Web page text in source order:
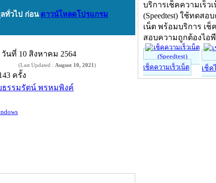
ทั่วไป ก่อน ดาวน์โหลดโปรแกรม
วันที่ 10 สิงหาคม 2564
(Last Updated : August 10, 2021 )
ครั้ง
ธรรมรัตน์ พรหมพิงค์
บริการเช็คความเร็ว
(Speedtest) ใช้ทดสอ
เน็ต พร้อมบริการ เช็
สอบความถูกต้องไอ
เช็คความเร็วเน็ต เช็ค